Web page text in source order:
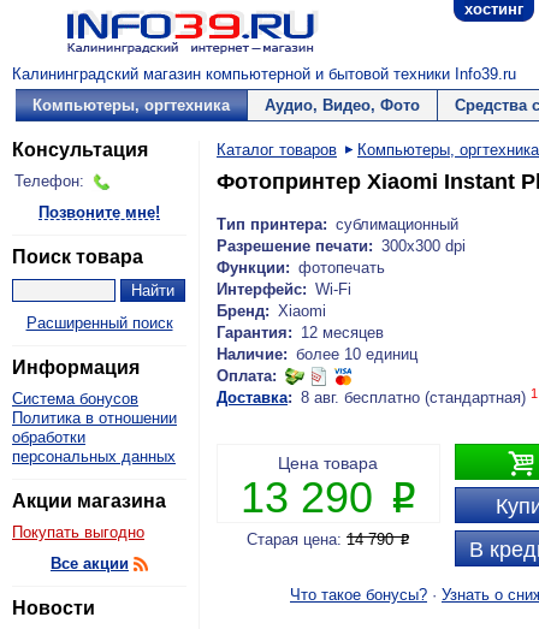
хостинг
Калининградский магазин компьютерной и бытовой техники Info39.ru
Компьютеры, оргтехника
Аудио, Видео, Фото Средства
Консультация
Телефон:
Позвоните мне!
Поиск товара
Расширенный поиск
Информация
Система бонусов
Политика в отношении
обработки
персональных данных
Акции магазина
Покупать выгодно
Все акции
Новости
Каталог товаров Компьютеры, оргтехника
Фотопринтер Xiaomi Instant
Тип принтера: сублимационный
Разрешение печати: 300х300 dpi
Функции: фотопечать
Интерфейс: Wi-Fi
Бренд: Xiaomi
Гарантия: 12 месяцев
Наличие: более 10 единиц
Оплата:
Доставка: 8 авг. бесплатно (стандартная) 1

В
Цена товара
13 290 P
Старая цена:14 790P
Что такое бонусы? · Узнать о